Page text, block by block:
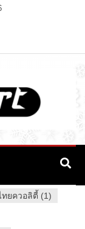
ทยควอลิตี้ (1)